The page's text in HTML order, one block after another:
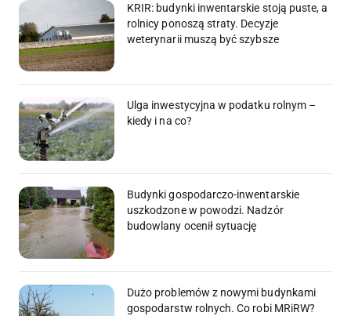
KRIR: budynki inwentarskie stoją puste, a
rolnicy ponoszą straty. Decyzje
weterynarii muszą być szybsze
Ulga inwestycyjna w podatku rolnym –
kiedy i na co?
Budynki gospodarczo-inwentarskie
uszkodzone w powodzi. Nadzór
budowlany ocenił sytuację
Dużo problemów z nowymi budynkami
gospodarstw rolnych. Co robi MRiRW?